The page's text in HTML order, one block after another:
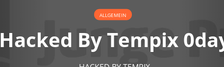
ALLGEMEIN
Hacked By Tempix